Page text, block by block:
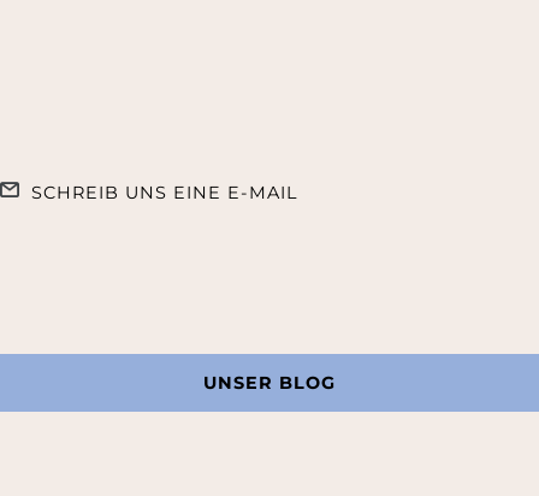
SCHREIB UNS EINE E-MAIL
UNSER BLOG